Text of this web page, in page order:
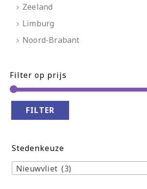
Zeeland
Limburg
Noord-Brabant
Filter op prijs
FILTER
Stedenkeuze
Nieuwvliet (3)